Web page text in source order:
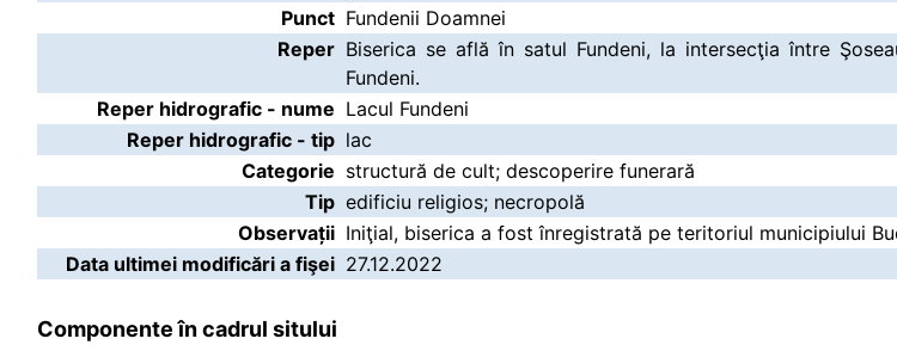
Punct Fundenii Doamnei
Reper Biserica se află în satul Fundeni, la intersecţia între
Fundeni.
Reper hidrografic - nume Lacul Fundeni
Reper hidrografic - tip lac
Categorie structură de cult; descoperire funerară
Tip edificiu religios; necropolă
Observații Iniţial, biserica a fost înregistrată pe teritoriul municipiului
Data ultimei modificări a fişei 27.12.2022
Componente în cadrul sitului